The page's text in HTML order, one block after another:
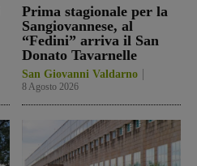
Prima stagionale per la
Sangiovannese, al
“Fedini” arriva il San
Donato Tavarnelle
San Giovanni Valdarno
8 Agosto 2026